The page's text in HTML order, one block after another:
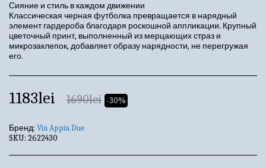
Сияние и стиль в каждом движении
Классическая черная футболка превращается в нарядный
элемент гардероба благодаря роскошной аппликации. Крупный
цветочный принт, выполненный из мерцающих страз и
микрозаклепок, добавляет образу нарядности, не перегружая
его.
1183lei 1690lei -30%
Бренд: Via Appia Due
SKU: 2622430